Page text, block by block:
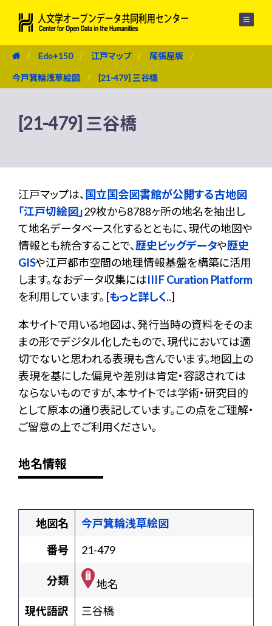
Edo+150 江戸マップ 尾張屋版
今戸箕輪浅草絵図 [21-479] 三谷橋
[21-479] 三谷橋
江戸マップは、 国立国会図書館が公開する古地図
「江戸切絵図」29枚から8788ヶ所の地名を抽出し
て地名データベース化するとともに、現代の地図や
情報とも統合することで、歴史ビッグデータや歴史
GISや江戸都市空間の地理情報基盤を構築に活用
します。なおデータ収集にはIIIF Curation Platform
を利用しています。 [もっと詳しく..]
本サイトで用いる地図は、発行当時の資料をそのま
まの形でデジタル化したもので、現代においては適
切でないと思われる表現も含んでいます。地図上の
表現を基にした偏見や差別は肯定・容認されては
ならないものですが、本サイトでは学術・研究目的
として原本の通り表記しています。この点をご理解・
ご留意の上でご利用ください。
地名情報
地図名
今戸箕輪浅草絵図
番号
21-479
分類
地名
現代語訳
三谷橋